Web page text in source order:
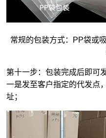
常规的包装方式：PP袋或
第十一步：包装完成后即可
一是发至客户指定的代发点
址；